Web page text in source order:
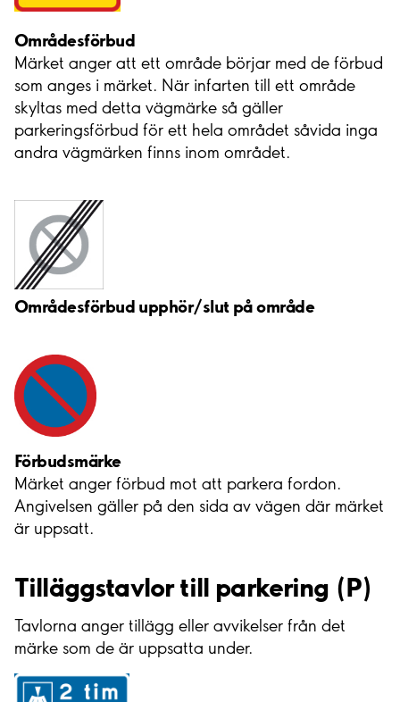
Områdesförbud
Märket anger att ett område börjar med de förbud
som anges i märket. När infarten till ett område
skyltas med detta vägmärke så gäller
parkeringsförbud för ett hela området såvida inga
andra vägmärken finns inom området.
Områdesförbud upphör/slut på område
Förbudsmärke
Märket anger förbud mot att parkera fordon.
Angivelsen gäller på den sida av vägen där märket
är uppsatt.
Tilläggstavlor till parkering (P)
Tavlorna anger tillägg eller avvikelser från det
märke som de är uppsatta under.